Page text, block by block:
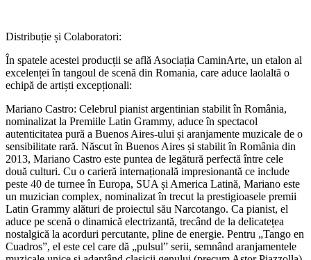
Distribuție și Colaboratori:
În spatele acestei producții se află Asociația CaminArte, un etalon al
excelenței în tangoul de scenă din Romania, care aduce laolaltă o
echipă de artiști excepționali:
Mariano Castro: Celebrul pianist argentinian stabilit în România,
nominalizat la Premiile Latin Grammy, aduce în spectacol
autenticitatea pură a Buenos Aires-ului și aranjamente muzicale de o
sensibilitate rară. Născut în Buenos Aires și stabilit în România din
2013, Mariano Castro este puntea de legătură perfectă între cele
două culturi. Cu o carieră internațională impresionantă ce include
peste 40 de turnee în Europa, SUA și America Latină, Mariano este
un muzician complex, nominalizat în trecut la prestigioasele premii
Latin Grammy alături de proiectul său Narcotango. Ca pianist, el
aduce pe scenă o dinamică electrizantă, trecând de la delicatețea
nostalgică la acorduri percutante, pline de energie. Pentru „Tango en
Cuadros”, el este cel care dă „pulsul” serii, semnând aranjamentele